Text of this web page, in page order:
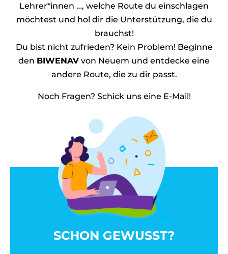
Lehrer*innen …, welche Route du einschlagen
möchtest und hol dir die Unterstützung, die du
brauchst!
Du bist nicht zufrieden? Kein Problem! Beginne
den BIWENAV von Neuem und entdecke eine
andere Route, die zu dir passt.
Noch Fragen? Schick uns eine E-Mail!
SCHON GEWUSST?